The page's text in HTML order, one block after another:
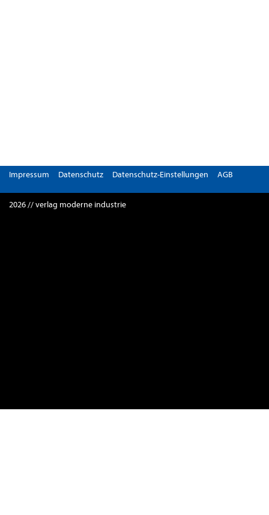
Impressum Datenschutz Datenschutz-Einstellungen AGB
2026 // verlag moderne industrie